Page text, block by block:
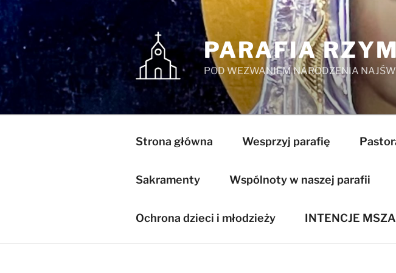
Przejdź
do
treści
PARAFIA
POD WEZWANIEM NARODZENIA
Strona główna Wesprzyj parafię
Sakramenty Wspólnoty w naszej parafii
Ochrona dzieci i młodzieży INTENCJE